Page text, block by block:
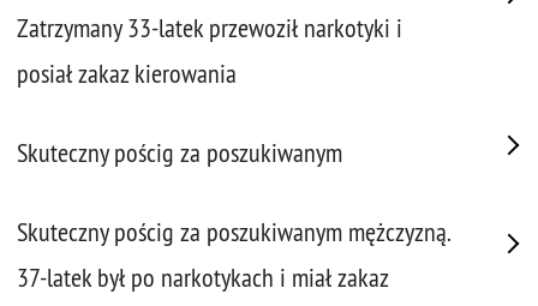
Zatrzymany 33-latek przewoził narkotyki i
posiał zakaz kierowania
Skuteczny pościg za poszukiwanym
Skuteczny pościg za poszukiwanym mężczyzną.
37-latek był po narkotykach i miał zakaz